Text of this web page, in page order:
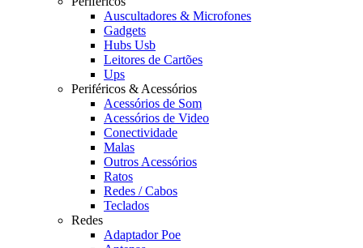
Auscultadores & Microfones
Gadgets
Hubs Usb
Leitores de Cartões
Ups
Periféricos & Acessórios
Acessórios de Som
Acessórios de Video
Conectividade
Malas
Outros Acessórios
Ratos
Redes / Cabos
Teclados
Redes
Adaptador Poe